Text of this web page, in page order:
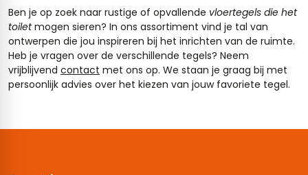
Ben je op zoek naar rustige of opvallende vloertegels die het
toiletmogen sieren? In ons assortiment vind je tal van
ontwerpen die jou inspireren bij het inrichten van de ruimte.
Heb je vragen over de verschillende tegels? Neem
vrijblijvend contact met ons op. We staan je graag bij met
persoonlijk advies over het kiezen van jouw favoriete tegel.